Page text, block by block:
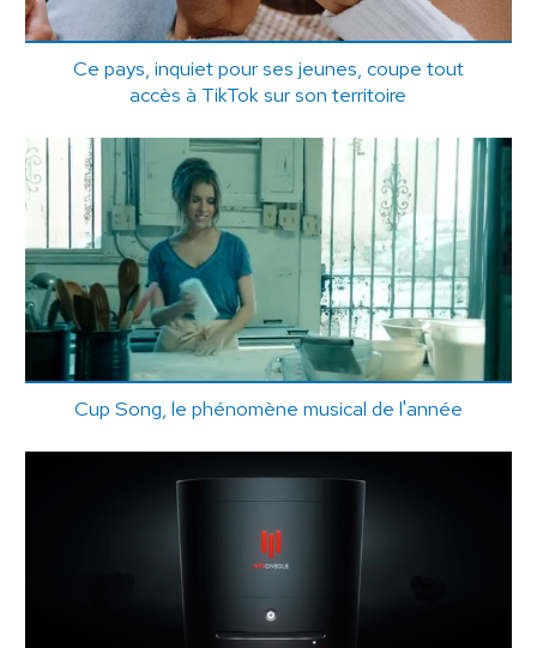
Ce pays, inquiet pour ses jeunes, coupe tout
accès à TikTok sur son territoire
Cup Song, le phénomène musical de l'année